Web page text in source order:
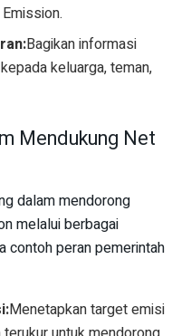
Bagikan informasi
keluarga, teman,
Mendukung Net
dalam mendorong
melalui berbagai
contoh peran pemerintah
Menetapkan target emisi